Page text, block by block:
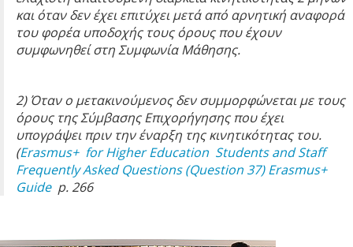
και όταν δεν έχει επιτύχει μετά από αρνητική αναφορά
του φορέα υποδοχής τους όρους που έχουν
συμφωνηθεί στη Συμφωνία Μάθησης.
2) Όταν ο μετακινούμενος δεν συμμορφώνεται με τους
όρους της Σύμβασης Επιχορήγησης που έχει
υπογράψει πριν την έναρξη της κινητικότητας του.
(Erasmus+ for Higher Education Students and Staff
Frequently Asked Questions (Question 37) Erasmus+
Guide p. 266